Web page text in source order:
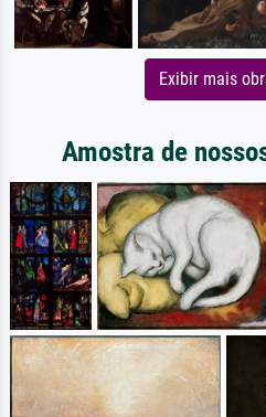
Exibir mais
Amostra de